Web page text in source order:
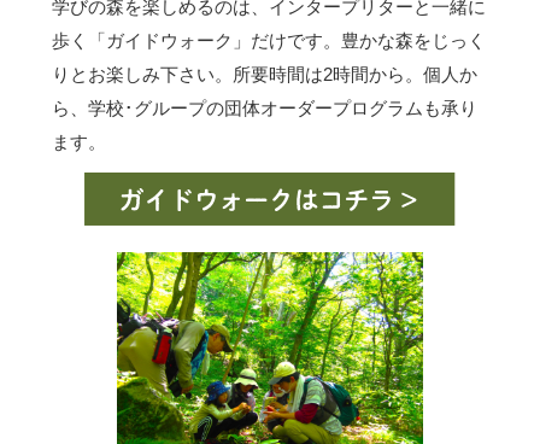
学びの森を楽しめるのは、インタープリターと一緒に
歩く「ガイドウォーク」だけです。豊かな森をじっく
りとお楽しみ下さい。所要時間は2時間から。個人か
ら、学校･グループの団体オーダープログラムも承り
ます。